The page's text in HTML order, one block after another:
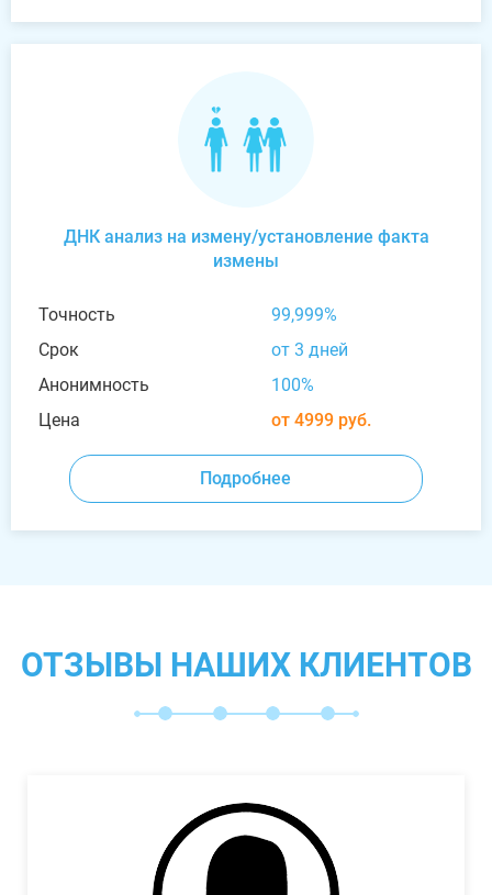
ДНК анализ на измену/установление факта
измены
Точность
99,999%
Срок
от 3 дней
Анонимность
100%
Цена
от 4999 руб.
Подробнее
ОТЗЫВЫ НАШИХ КЛИЕНТОВ